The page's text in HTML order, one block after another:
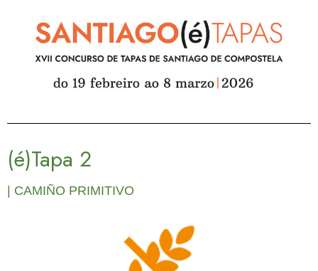
(é)Tapa 2
| CAMIÑO PRIMITIVO